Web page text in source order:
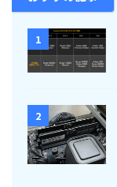
1
2